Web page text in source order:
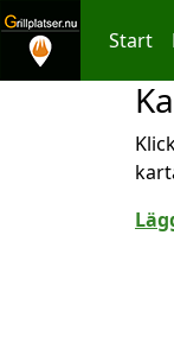
Hoppa till
Start